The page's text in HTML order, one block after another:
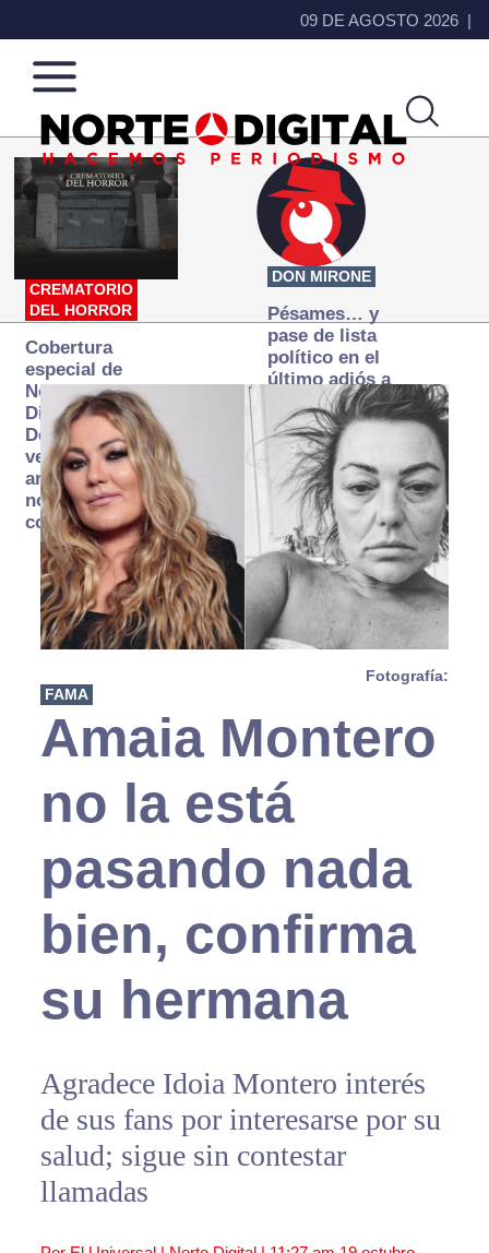
09 DE AGOSTO 2026
Norte
de
Ciudad
Más
que
noticias,
hacemos periodismo
CREMATORIO
DEL HORROR
Cobertura
especial de
Norte
Digital:
Donde la
verdad
arde… pero
no se
consume
DON MIRONE
Pésames… y
pase de lista
político en el
último adiós a
Papá Grande
Fotografía:
FAMA
Amaia Montero
no la está
pasando nada
bien, confirma
su hermana
Agradece Idoia Montero interés
de sus fans por interesarse por su
salud; sigue sin contestar
llamadas